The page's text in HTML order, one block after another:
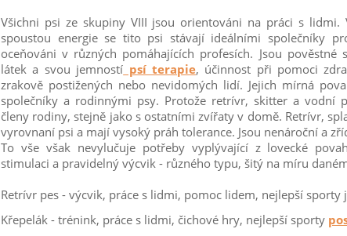
Všichni psi ze skupiny VIII jsou orientováni na práci s lidmi.
spoustou energie se tito psi stávají ideálními společníky
oceňováni v různých pomáhajících profesích. Jsou pověstné
látek a svou jemností psí terapie, účinnost při pomoci
zrakově postižených nebo nevidomých lidí. Jejich mírná
společníky a rodinnými psy. Protože retrívr, skitter a vodní
členy rodiny, stejně jako s ostatními zvířaty v domě. Retrívr,
vyrovnaní psi a mají vysoký práh tolerance. Jsou nenároční a
To vše však nevylučuje potřeby vyplývající z lovecké
stimulaci a pravidelný výcvik - různého typu, šitý na míru
Retrívr pes - výcvik, práce s lidmi, pomoc lidem, nejlepší sporty
Křepelák - trénink, práce s lidmi, čichové hry, nejlepší sporty